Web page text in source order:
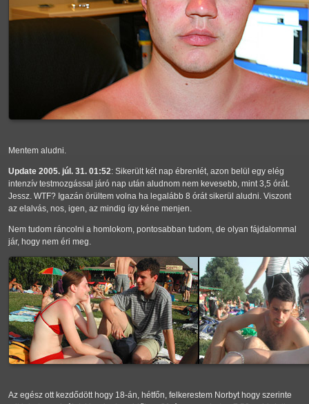
Mentem aludni.
Update 2005. júl. 31. 01:52: Sikerült két nap ébrenlét, azon belül egy elég
intenzív testmozgással járó nap után aludnom nem kevesebb, mint 3,5 órát.
Jessz. WTF? Igazán örültem volna ha legalább 8 órát sikerül aludni. Viszont
az elalvás, nos, igen, az mindig így kéne menjen.
Nem tudom ráncolni a homlokom, pontosabban tudom, de olyan fájdalommal
jár, hogy nem éri meg.
Az egész ott kezdődött hogy 18-án, hétfőn, felkerestem Norbyt hogy szerinte